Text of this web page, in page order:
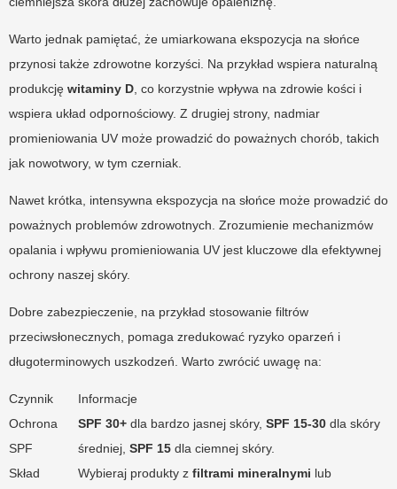
Warto jednak pamiętać, że umiarkowana ekspozycja na słońce
przynosi także zdrowotne korzyści. Na przykład wspiera naturalną
produkcję witaminy D , co korzystnie wpływa na zdrowie kości i
wspiera układ odpornościowy. Z drugiej strony, nadmiar
promieniowania UV może prowadzić do poważnych chorób, takich
jak nowotwory, w tym czerniak.
Nawet krótka, intensywna ekspozycja na słońce może prowadzić do
poważnych problemów zdrowotnych. Zrozumienie mechanizmów
opalania i wpływu promieniowania UV jest kluczowe dla efektywnej
ochrony naszej skóry.
Dobre zabezpieczenie, na przykład stosowanie filtrów
przeciwsłonecznych, pomaga zredukować ryzyko oparzeń i
długoterminowych uszkodzeń. Warto zwrócić uwagę na:
Czynnik
Informacje
Ochrona
SPF
SPF 30+ dla bardzo jasnej skóry, SPF 15-30 dla skóry
średniej, SPF 15 dla ciemnej skóry.
Skład
Wybieraj produkty z filtrami mineralnymi lub